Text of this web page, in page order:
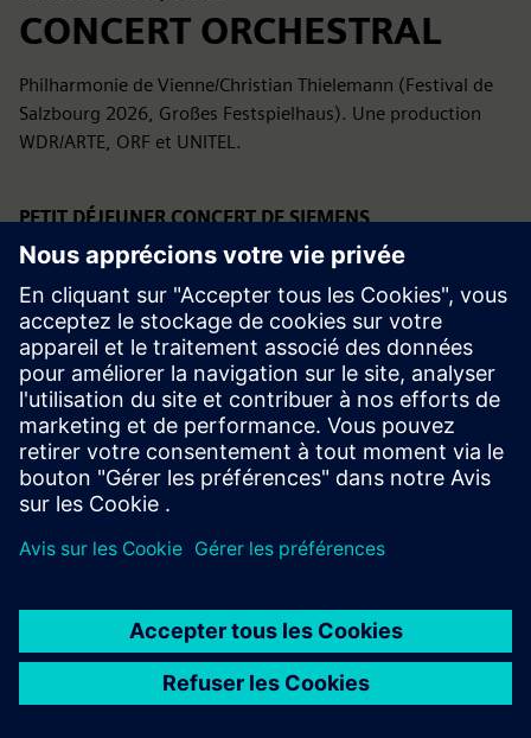
CONCERT ORCHESTRAL
Philharmonie de Vienne/Christian Thielemann (Festival de
Salzbourg 2026, Großes Festspielhaus). Une production
WDR/ARTE, ORF et UNITEL.
PETIT DÉJEUNER CONCERT DE SIEMENS
Programme
JOHANNES BRAHMS Concerto pour violon en ré majeur,
Op. 77 Intervalle
Symphony no 1 en do mineur, op. 68
Chef d'orchestre : Christian Thielemann
Orchestre : Philharmonique de Vienne
Avec : Augustin Hadelich (violon)
Durée : 90 minutes